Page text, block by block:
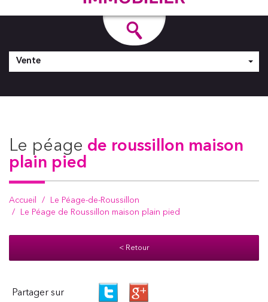
Vente
le péage de roussillon maison
plain pied
Accueil
Le Péage-de-Roussillon
Le Péage de Roussillon maison plain pied
< Retour
Partager sur